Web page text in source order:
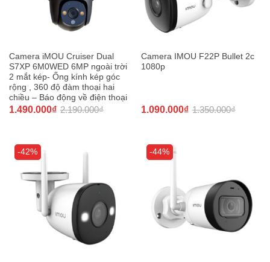
Camera iMOU Cruiser Dual
S7XP 6M0WED 6MP ngoài trời
2 mắt kép- Ống kính kép góc
rộng , 360 độ đàm thoại hai
chiều – Báo động về điện thoại
2.190.000₫
1.490.000₫
Camera IMOU F22P Bullet 2c
1080p
1.350.000₫
1.090.000₫
-42% -44%